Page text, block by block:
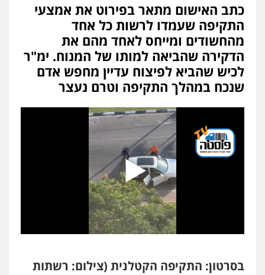
עו"ד דפנה לביא
משפחה גישור
0507206063
עו"ד זוהר ארבל
פלילי פשיעה חמורה מעצרים וחקירות
קטינים
0538788878
עו"ד אסף דוק
פלילי עבירות מין סמים והימורים
חמורה חקירות ומעצרים
0526885006
עו"ד שלי גורביץ – לוי
משפט פלילי פשיעה חמורה
וחקירות צבאי תעבורה
כתב האישום מתאר בפירוט את אמצעי
התקיפה שעמדו לרשות כל אחד
מהחשודים ומייחס לאחד מהם את
הדקירה שהביאה למותו של המנוח. ימ"ר
לכיש שהביא לפיצוח עדיין מחפש אדם
שנכח במהלך התקיפה וטרם נעצר
בסרטון: התקיפה הקטלנית (צילום: רשתות